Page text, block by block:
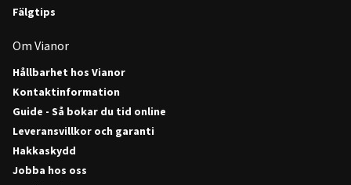
Fälgtips
Om Vianor
Hållbarhet hos Vianor
Kontaktinformation
Guide - Så bokar du tid online
Leveransvillkor och garanti
Hakkaskydd
Jobba hos oss